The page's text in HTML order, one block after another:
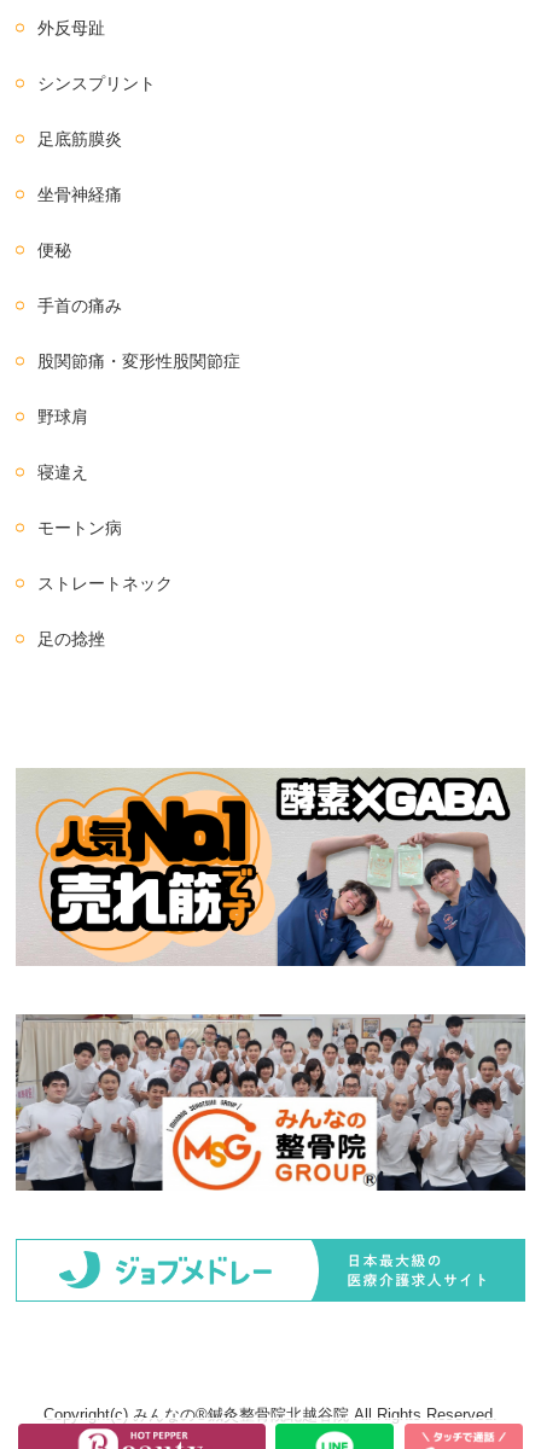
外反母趾
シンスプリント
足底筋膜炎
坐骨神経痛
便秘
手首の痛み
股関節痛・変形性股関節症
野球肩
寝違え
モートン病
ストレートネック
足の捻挫
Copyright(c) みんなの®鍼灸整骨院北越谷院 All Rights Reserved.